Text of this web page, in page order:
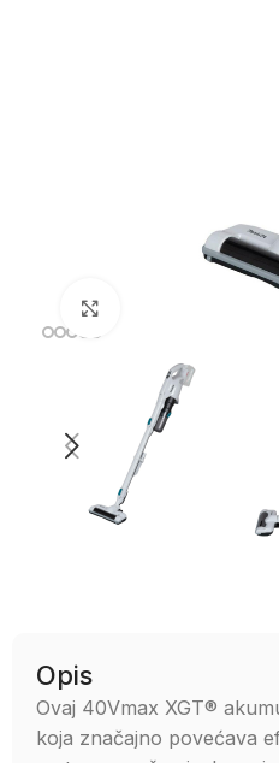
Opis
Ovaj 40Vmax XGT®
koja značajno povećava